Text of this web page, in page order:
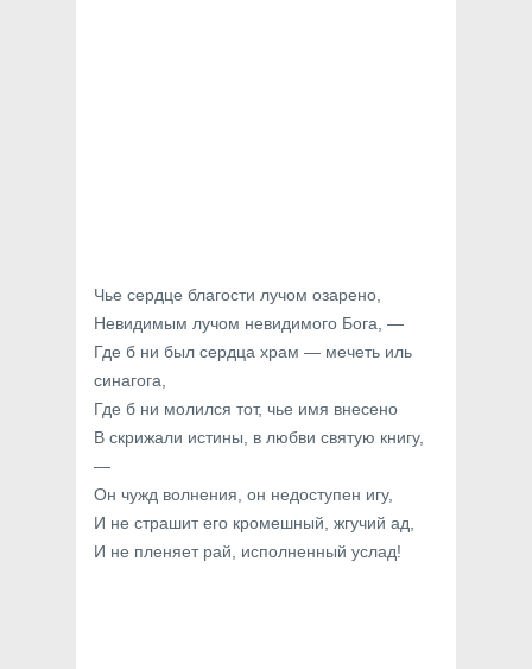
Чье сердце благости лучом озарено,
Невидимым лучом невидимого Бога, —
Где б ни был сердца храм — мечеть иль
синагога,
Где б ни молился тот, чье имя внесено
В скрижали истины, в любви святую книгу,
—
Он чужд волнения, он недоступен игу,
И не страшит его кромешный, жгучий ад,
И не пленяет рай, исполненный услад!